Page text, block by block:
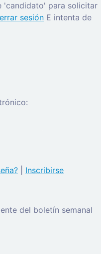
'candidato' para solicitar
sesión E intenta de
Inscribirse
del boletín semanal